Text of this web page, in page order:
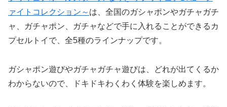
ァイトコレクション～ は、全国のガシャポンやガチャガチ
ャ、ガチャポン、ガチャなどで手に入れることができるカ
プセルトイで、全5種のラインナップです。
ガシャポン遊びやガチャガチャ遊びは、どれが出てくるか
わからないので、ドキドキわくわく体験を楽しめます。